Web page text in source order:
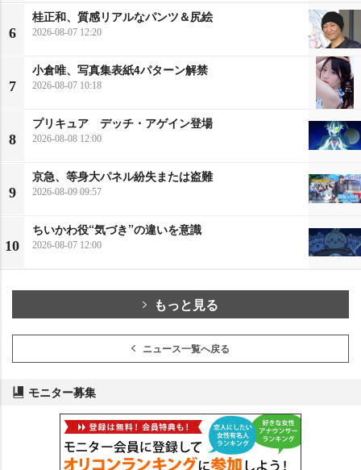
6
桂正和、質感リアルなパンツ＆尻絵
2026-08-07 12:20
7
小倉唯、写真集表紙4パターン解禁
2026-08-07 10:18
8
プリキュア デッチ・アゲイン登場
2026-08-08 12:00
9
京急、等身大パネル紛失または盗難
2026-08-09 09:57
10
ちいかわ役“気づき”の違いを意識
2026-08-07 12:00
もっと見る
ニュース一覧へ戻る
モニター募集